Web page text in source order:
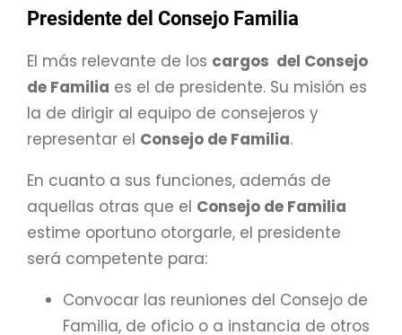
Presidente del Consejo Familia
El más relevante de los cargos del Consejo
de Familia es el de presidente. Su misión es
la de dirigir al equipo de consejeros y
representar el Consejo de Familia.
En cuanto a sus funciones, además de
aquellas otras que el Consejo de Familia
estime oportuno otorgarle, el presidente
será competente para:
Convocar las reuniones del Consejo de
Familia, de oficio o a instancia de otros